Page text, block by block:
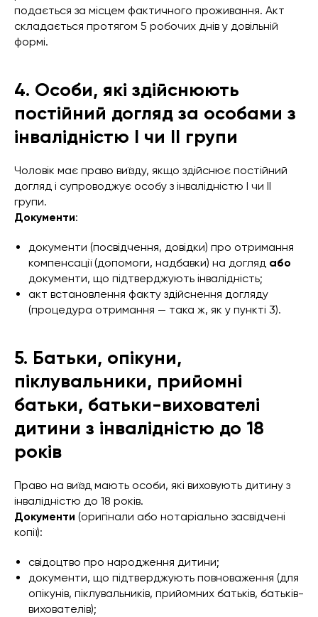
подається за місцем фактичного проживання. Акт
складається протягом 5 робочих днів у довільній
формі.
4. Особи, які здійснюють
постійний догляд за особами з
інвалідністю I чи II групи
Чоловік має право виїзду, якщо здійснює постійний
догляд і супроводжує особу з інвалідністю I чи II
групи.
Документи:
документи (посвідчення, довідки) про отримання
компенсації (допомоги, надбавки) на догляд або
документи, що підтверджують інвалідність;
акт встановлення факту здійснення догляду
(процедура отримання — така ж, як у пункті 3).
5. Батьки, опікуни,
піклувальники, прийомні
батьки, батьки-вихователі
дитини з інвалідністю до 18
років
Право на виїзд мають особи, які виховують дитину з
інвалідністю до 18 років.
Документи (оригінали або нотаріально засвідчені
копії):
свідоцтво про народження дитини;
документи, що підтверджують повноваження (для
опікунів, піклувальників, прийомних батьків, батьків-
вихователів);